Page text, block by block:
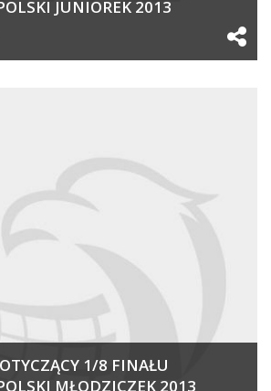
JUNIOREK 2013
1/8 FINAŁU
MŁODZICZEK 2013